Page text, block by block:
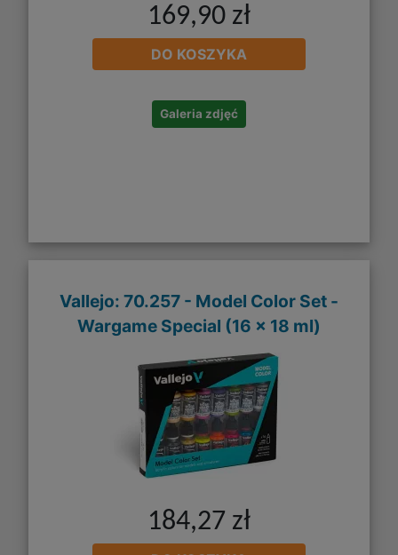
169,90 zł
DO KOSZYKA
Galeria zdjęć
Vallejo: 70.257 - Model Color Set -
Wargame Special (16 x 18 ml)
184,27 zł